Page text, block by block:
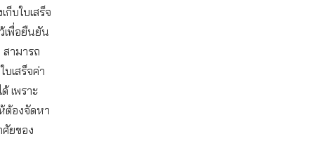
บใบเสร็จ
เพื่อยืนยัน
ามารถ
บเสร็จค่า
เพราะ
ต้องจัดหา
ยของ